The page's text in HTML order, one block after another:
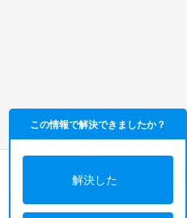
この情報で解決できましたか？
解決した